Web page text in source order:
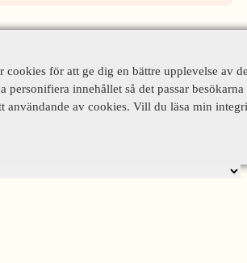
cookies för att ge dig en bättre upplevelse av
personifiera innehållet så det passar
användande av cookies. Vill du läsa min